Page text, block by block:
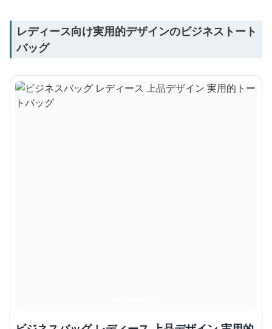
レディース向け実用的デザインのビジネストート
バッグ